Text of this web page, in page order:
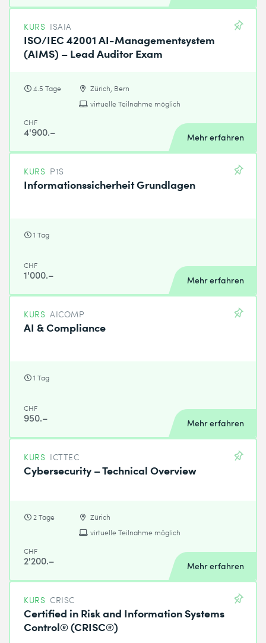
KURS ISAIA
ISO/IEC 42001 AI-Managementsystem
(AIMS) – Lead Auditor Exam
4.5 Tage
Zürich, Bern
virtuelle Teilnahme möglich
CHF
4'900.– Mehr erfahren
KURS P1S
Informationssicherheit Grundlagen
1 Tag
CHF
1'000.– Mehr erfahren
KURS AICOMP
AI & Compliance
1 Tag
CHF
950.– Mehr erfahren
KURS ICTTEC
Cybersecurity – Technical Overview
2 Tage
Zürich
virtuelle Teilnahme möglich
CHF
2'200.– Mehr erfahren
KURS CRISC
Certified in Risk and Information Systems
Control® (CRISC®)